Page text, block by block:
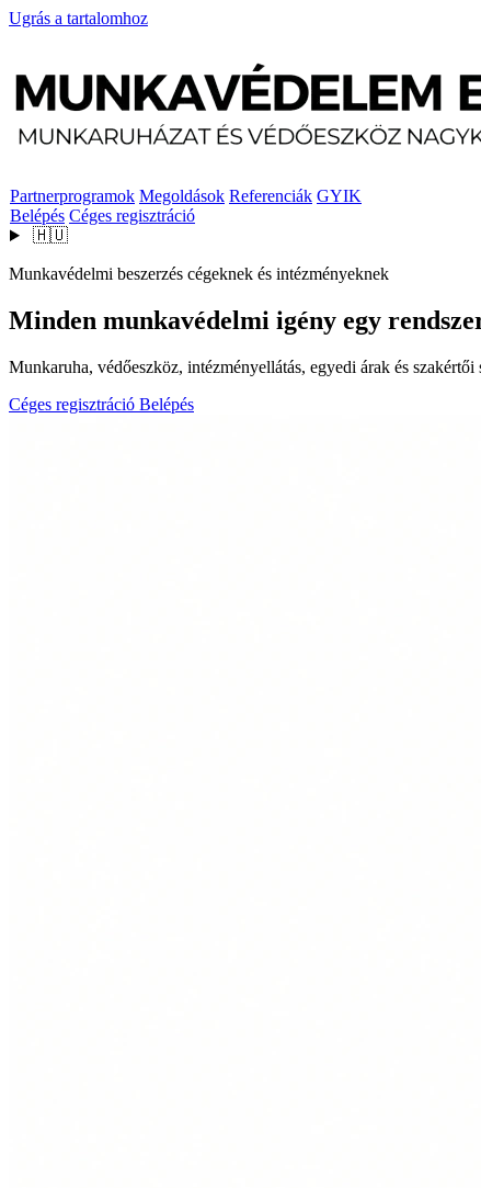
Ugrás a tartalomhoz
Partnerprogramok Megoldások Referenciák GYIK
Belépés Céges regisztráció
🇭🇺
Munkavédelmi beszerzés cégeknek és intézményeknek
Minden munkavédelmi igény egy
Munkaruha, védőeszköz, intézményellátás, egyedi árak és
Céges regisztráció Belépés